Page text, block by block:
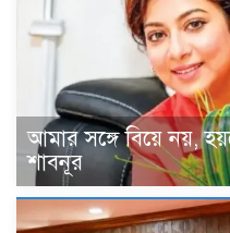
আমার সঙ্গে বিয়ে নয়,
শাবনূর